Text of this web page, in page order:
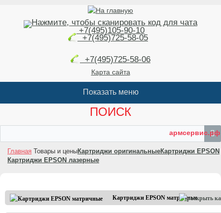
+7(495)105-90-10
+7(495)725-58-05
+7(495)725-58-06
Карта сайта
ПОИСК
армсервис.рф
Главная Товары и ценыКартриджи оригинальныеКартриджи EPSON
Картриджи EPSON лазерные
Картриджи EPSON матричные